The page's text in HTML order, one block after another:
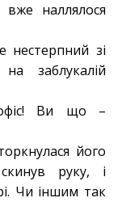
вже наллялося
зі
заблукалій
Ви що –
його
руку, і
Чи іншим так